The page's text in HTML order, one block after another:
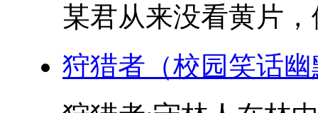
某君从来没看黄片
狩猎者（校园笑话